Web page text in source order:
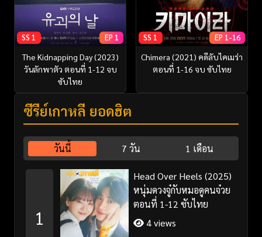
SS 1 EP 1
The Kidnapping Day (2023)
วันลักพาตัว ตอนที่ 1-12 จบ
ซับไทย
SS 1 EP 1-16
Chimera (2021) คดีลับไคเมร่า
ตอนที่ 1-16 จบ ซับไทย
ซีรี่ย์เกาหลี ยอดฮิต
วันนี้ 7 วัน 1 เดือน
1
Head Over Heels (2025)
หนุ่มดวงจู๋กับหมอดูคนจ๋วย
ตอนที่ 1-12 ซับไทย
4 views